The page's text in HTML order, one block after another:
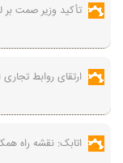
تأکید وزیر صمت بر
ارتقای روابط
اتابک: نقشه راه